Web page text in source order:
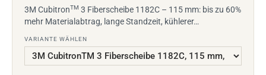
3M CubitronTM 3 Fiberscheibe 1182C – 115 mm: bis zu 60%
mehr Materialabtrag, lange Standzeit, kühlerer…
VARIANTE WÄHLEN